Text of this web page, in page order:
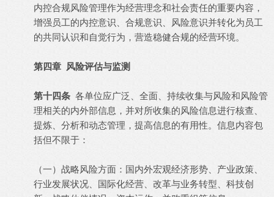
内控合规风险管理作为经营理念和社会责任的重要内容，
增强员工的内控意识、合规意识、风险意识并转化为员工
的共同认识和自觉行为，营造稳健合规的经营环境。
第四章 风险评估与监测
第十四条 各单位应广泛、全面、持续收集与风险和风险管
理相关的内外部信息，并对所收集的风险信息进行核查、
提炼、分析和动态管理，提高信息的有用性。信息内容包
括但不限于：
（一）战略风险方面：国内外宏观经济形势、产业政策、
行业发展状况、国际化经营、改革与业务转型、科技创